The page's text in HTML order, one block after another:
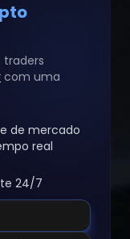
com uma
de mercado
real
24/7